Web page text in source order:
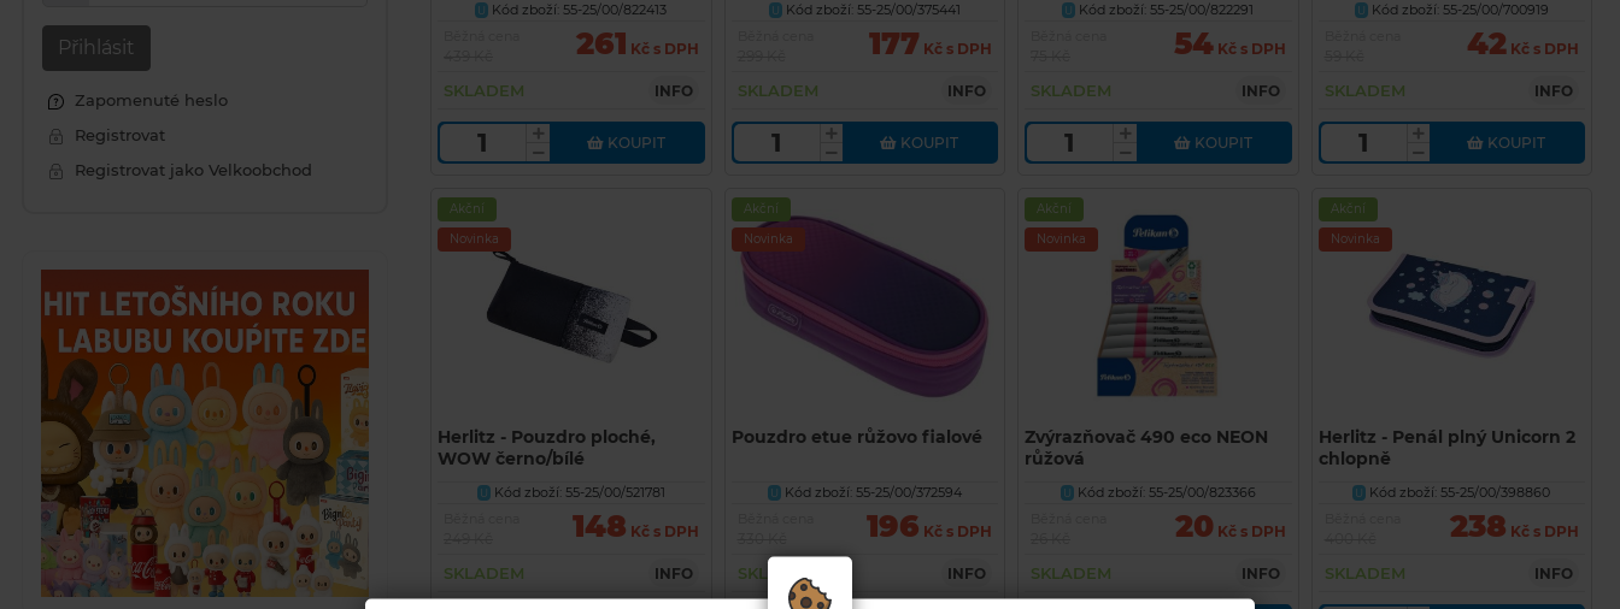
U
Kód zboží: 55-25/00/822413
261 Kč s DPH
SKLADEM INFO
KOUPIT
U Kód zboží: 55-25/00/375441
177 Kč s DPH
SKLADEM INFO
KOUPIT
U
Kód zboží: 55-25/00/822291
54Kč s DPH
SKLADEM INFO
KOUPIT
U Kód zboží: 55-25/00/700919
42 Kč s DPH
SKLADEM INFO
KOUPIT
Akční
Novinka
Herlitz - Pouzdro ploché,
WOW černo/bílé
U Kód zboží: 55-25/00/521781
148 Kč s DPH
SKLADEM INFO
Akční
Novinka
Pouzdro etue růžovo fialové
U Kód zboží: 55-25/00/372594
196 Kč s DPH
SKLADEM INFO
Akční
Novinka
Zvýrazňovač 490 eco NEON
růžová
U Kód zboží: 55-25/00/823366
20Kč s DPH
SKLADEM INFO
Akční
Novinka
Herlitz - Penál plný Unicorn 2
chlopně
U
Kód zboží: 55-25/00/398860
238 Kč s DPH
SKLADEM INFO
Přihlásit
Zapomenuté heslo
Registrovat
Registrovat jako Velkoobchod